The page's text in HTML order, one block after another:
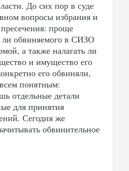
До сих пор в суде
вопросы избрания и
проще
ли обвиняемого в СИЗО
а также налагать ли
и имущество его
его обвиняли,
понятным:
отдельные детали
для принятия
Сегодня же
обвинительное